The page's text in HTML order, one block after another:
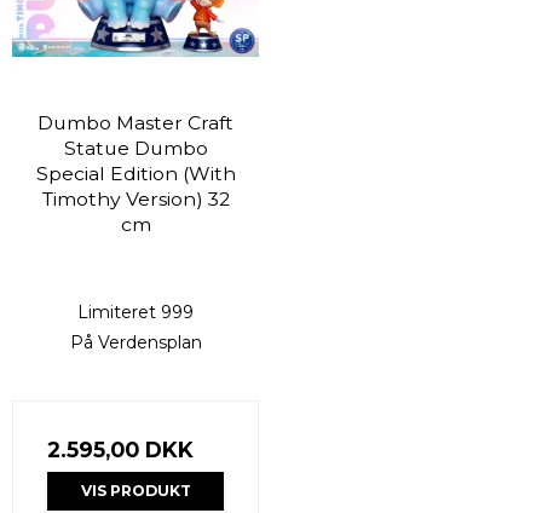
Dumbo Master Craft
Statue Dumbo
Special Edition (With
Timothy Version) 32
cm
Limiteret 999
På Verdensplan
2.595,00 DKK
VIS PRODUKT